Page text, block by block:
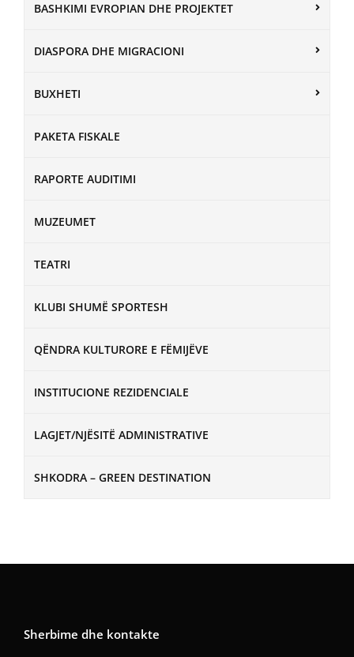
BASHKIMI EVROPIAN DHE PROJEKTET
DIASPORA DHE MIGRACIONI
BUXHETI
PAKETA FISKALE
RAPORTE AUDITIMI
MUZEUMET
TEATRI
KLUBI SHUMË SPORTESH
QËNDRA KULTURORE E FËMIJËVE
INSTITUCIONE REZIDENCIALE
LAGJET/NJËSITË ADMINISTRATIVE
SHKODRA – GREEN DESTINATION
Sherbime dhe kontakte